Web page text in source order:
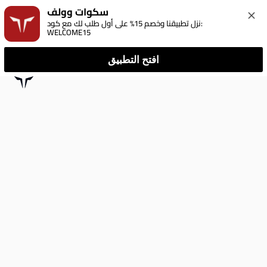
سكوات وولف
نزل تطبيقنا وخصم 15% على أول طلب لك مع كود:
WELCOME15
افتح التطبيق